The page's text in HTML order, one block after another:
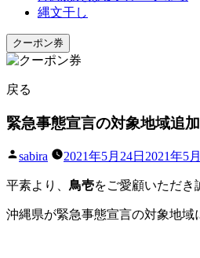
縄文干し
クーポン券
戻る
緊急事態宣言の対象地域追
投
者:
sabira 2021年5月24日 2021年5
平素より、 鳥壱をご愛顧いただき
沖縄県が緊急事態宣言の対象地域